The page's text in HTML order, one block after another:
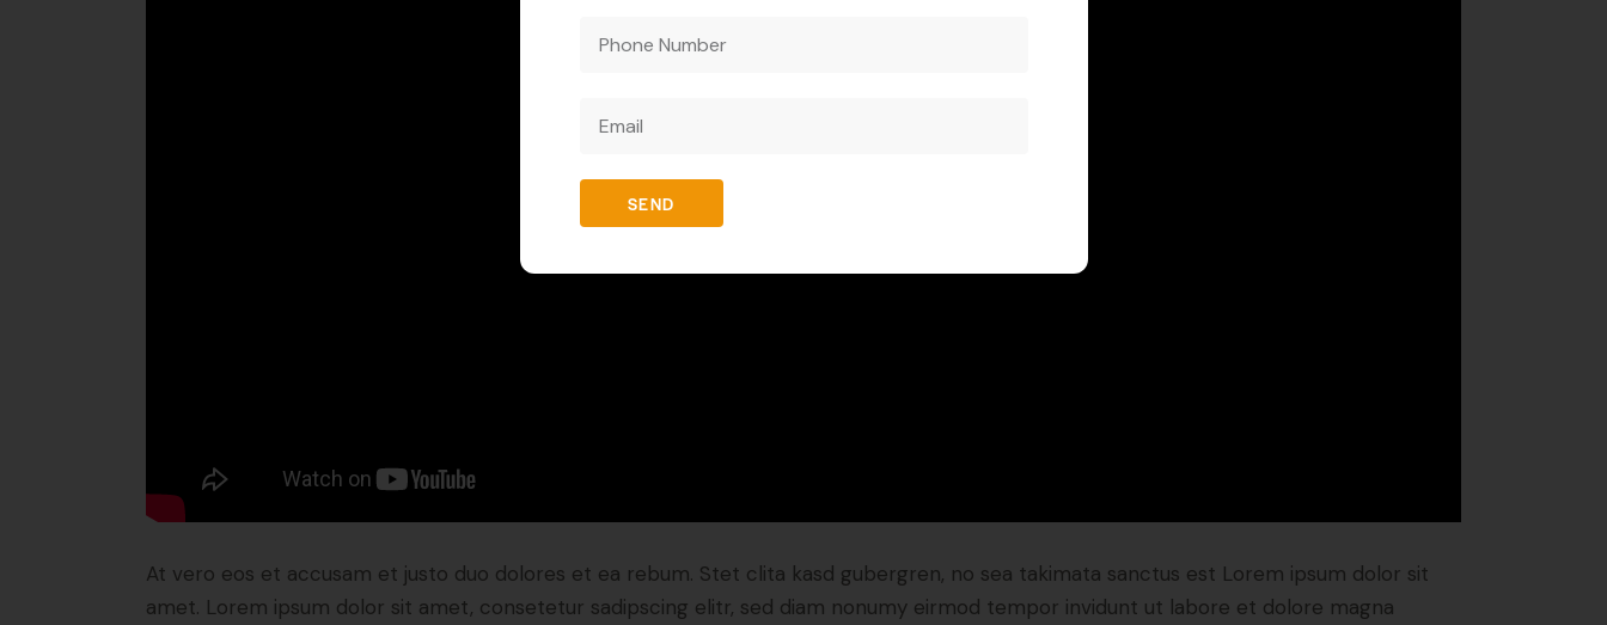
At vero eos et accusam et justo duo dolores et ea rebum. Stet clita kasd gubergren, no sea takimata sanctus est Lorem ipsum dolor sit
amet. Lorem ipsum dolor sit amet, consetetur sadipscing elitr, sed diam nonumy eirmod tempor invidunt ut labore et dolore magna
SEND